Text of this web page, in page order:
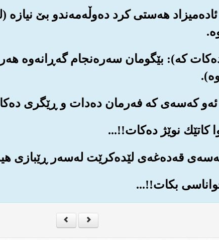
ئاده‌میزاد هه‌ستی کرد ده‌وڵه‌مه‌ندو بێ
که‌): بێگومان سه‌ره‌نجام گه‌ڕانه‌وه